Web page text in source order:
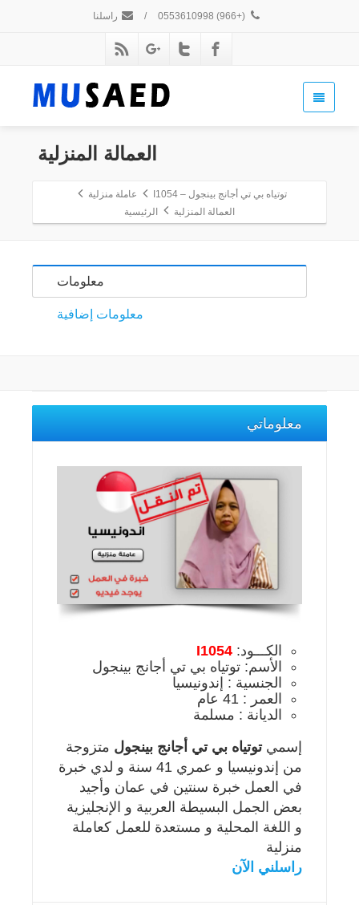
(+966) 0553610998
/ راسلنا
العمالة المنزلية
توتياه بي تي أجانج بينجول – I1054
عاملة منزلية
العمالة المنزلية
الرئيسية
معلومات
معلومات إضافية
معلوماتي
الكـــود: I1054
الأسم: توتياه بي تي أجانج بينجول
الجنسية : إندونيسيا
العمر : 41 عام
الديانة : مسلمة
إسميتوتياه بي تي أجانج بينجول متزوجة
من إندونيسيا و عمري 41 سنة و لدي خبرة
في العمل خبرة سنتين في عمان وأجيد
بعض الجمل البسيطة العربية و الإنجليزية
و اللغة المحلية و مستعدة للعمل كعاملة
منزلية
راسلني الآن